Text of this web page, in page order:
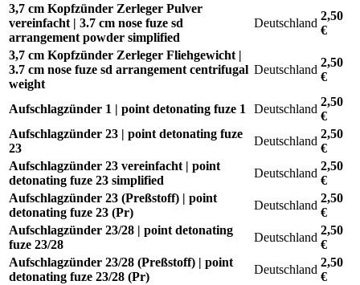
3,7 cm Kopfzünder Zerleger Pulver
vereinfacht | 3.7 cm nose fuze sd
arrangement powder simplified
Deutschland
2,50
€
3,7 cm Kopfzünder Zerleger Fliehgewicht |
3.7 cm nose fuze sd arrangement centrifugal
weight
Deutschland
2,50
€
Aufschlagzünder 1 | point detonating fuze 1 Deutschland
2,50
€
Aufschlagzünder 23 | point detonating fuze
23
Deutschland
2,50
€
Aufschlagzünder 23 vereinfacht | point
detonating fuze 23 simplified
Deutschland
2,50
€
Aufschlagzünder 23 (Preßstoff) | point
detonating fuze 23 (Pr)
Deutschland
2,50
€
Aufschlagzünder 23/28 | point detonating
fuze 23/28
Deutschland
2,50
€
Aufschlagzünder 23/28 (Preßstoff) | point
detonating fuze 23/28 (Pr)
Deutschland
2,50
€